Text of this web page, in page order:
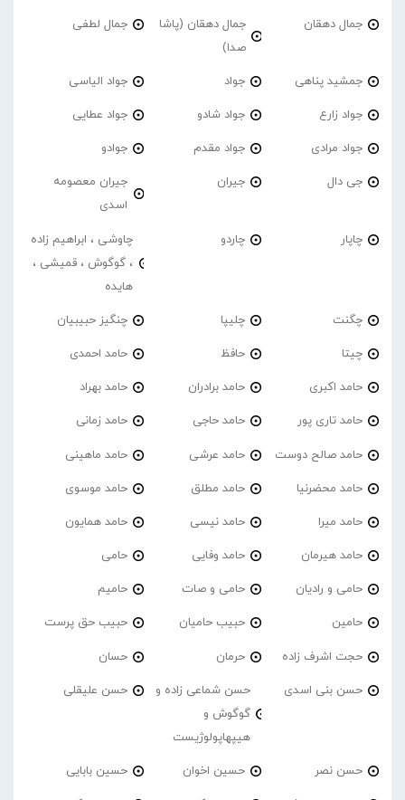
جمال دهقان
جمال دهقان (پاشا
صدا)
جمال لطفی
جمشید پناهی جواد جواد الیاسی
جواد زارع جواد شادو جواد عطایی
جواد مرادی جواد مقدم جوادو
جی دال جیران
جیران معصومه
اسدی
چاپار چاردو
چاوشی ، ابراهیم زاده
، گوگوش ، قمیشی ،
هایده
چگنت چلیپا چنگیز حبیبیان
چیتا حافظ حامد احمدی
حامد اکبری حامد برادران حامد بهراد
حامد تاری پور حامد حاجی حامد زمانی
حامد صالح دوست حامد عرشی حامد ماهینی
حامد محضرنیا حامد مطلق حامد موسوی
حامد میرا حامد نیسی حامد همایون
حامد هیرمان حامد وفایی حامی
حامی و رادیان حامی و صات حامیم
حامین حبیب حامیان حبیب حق پرست
حجت اشرف زاده حرمان حسان
حسن بنی اسدی
حسن شماعی زاده و
گوگوش و
هیپهاپولوژیست
حسن علیقلی
حسن نصر حسین اخوان حسین بابایی